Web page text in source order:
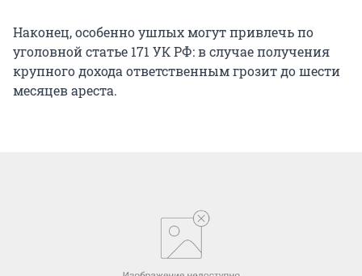
Наконец, особенно ушлых могут привлечь по
уголовной статье 171 УК РФ: в случае получения
крупного дохода ответственным грозит до шести
месяцев ареста.